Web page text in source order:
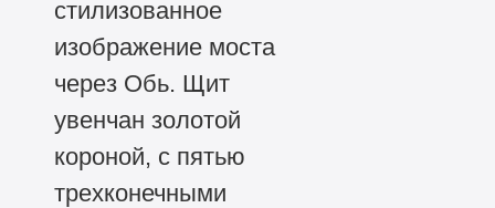
стилизованное
изображение моста
через Обь. Щит
увенчан золотой
короной, с пятью
трехконечными